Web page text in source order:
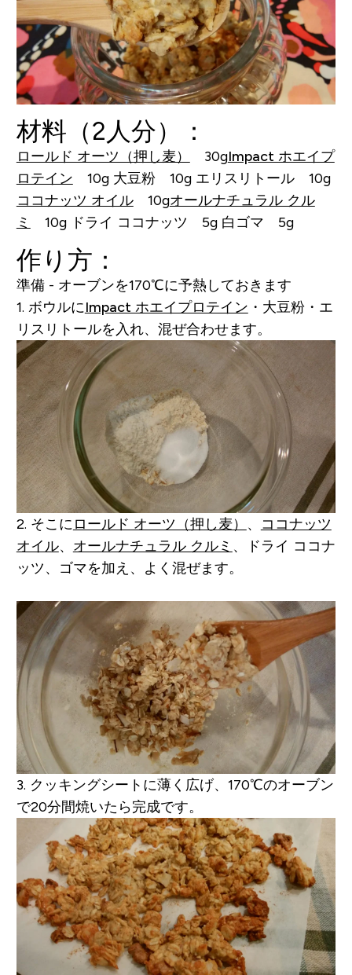
材料（2人分）：
ロールド オーツ（押し麦） 30gImpact ホエイプ
ロテイン 10g大豆粉 10gエリスリトール 10g
ココナッツ オイル10gオールナチュラル クル
ミ
10gドライ ココナッツ 5g白ゴマ 5g
作り方：
準備 - オーブンを170℃に予熱しておきます
1. ボウルに Impact ホエイプロテイン ・大豆粉・エ
リスリトールを入れ、混ぜ合わせます。
2. そこに ロールド オーツ（押し麦） 、
ココナッツ
オイル、 オールナチュラル クルミ 、ドライ ココナ
ッツ、ゴマを加え、よく混ぜます。
3. クッキングシートに薄く広げ、170℃のオーブン
で20分間焼いたら完成です。